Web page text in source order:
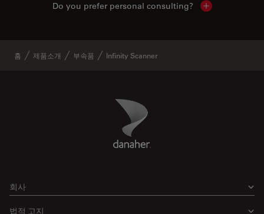
Do you prefer personal consulting? Show local
홈 제품소개 부속품 Infinity Scanner
Danaher Logo
회사
법적 고지